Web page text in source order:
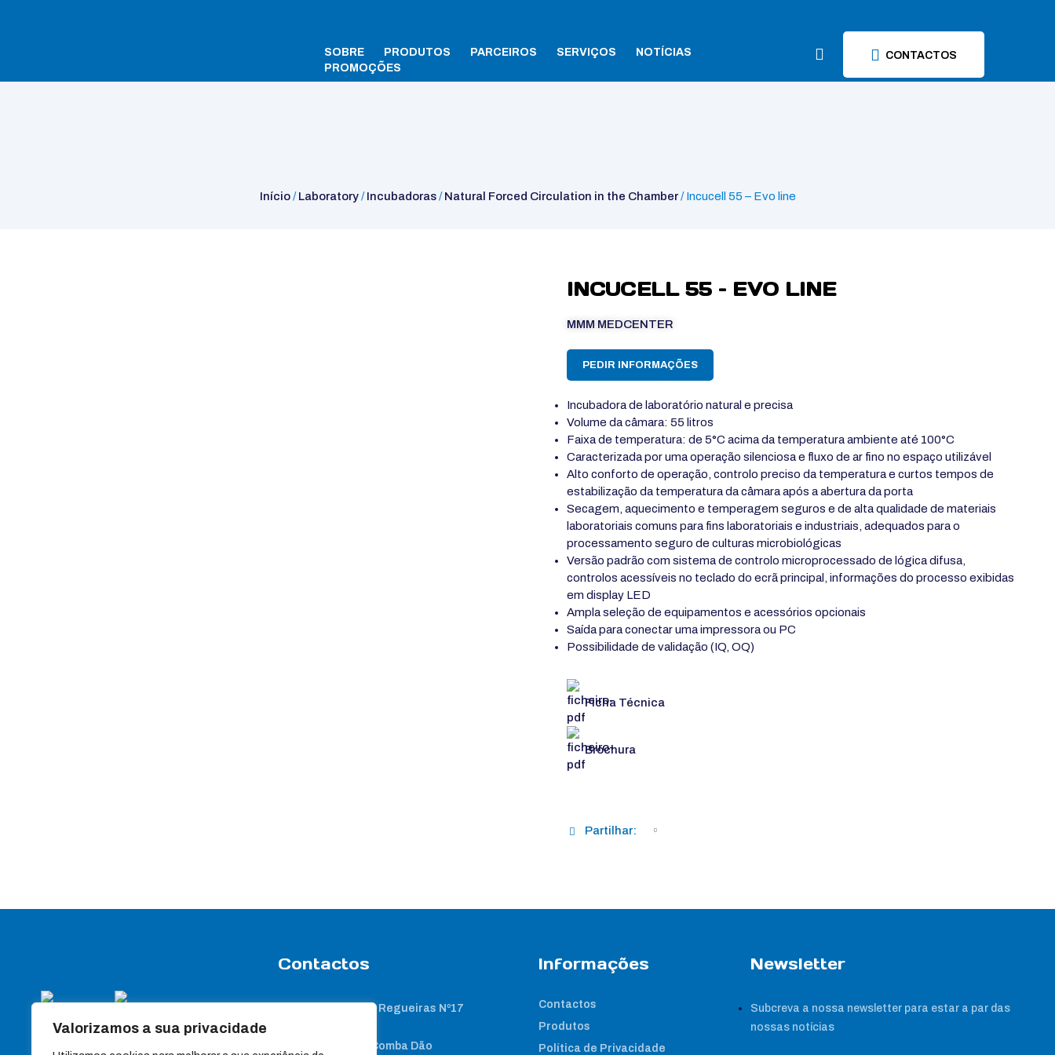
Valorizamos a sua privacidade
SOBRE PRODUTOS PARCEIROS SERVIÇOS
NOTÍCIAS
PROMOÇÕES
CONTACTOS
Início/Laboratory/Incubadoras/Natural Forced Circulation in the Chamber/ Incucell 55 – Evo line
INCUCELL 55 – EVO LINE
MMM MEDCENTER
PEDIR INFORMAÇÕES
Incubadora de laboratório natural e precisa
Volume da câmara: 55 litros
Faixa de temperatura: de 5°C acima da temperatura ambiente até 100°C
Caracterizada por uma operação silenciosa e fluxo de ar fino no espaço utilizável
Alto conforto de operação, controlo preciso da temperatura e curtos tempos de
estabilização da temperatura da câmara após a abertura da porta
Secagem, aquecimento e temperagem seguros e de alta qualidade de materiais
laboratoriais comuns para fins laboratoriais e industriais, adequados para o
processamento seguro de culturas microbiológicas
Versão padrão com sistema de controlo microprocessado de lógica difusa,
controlos acessíveis no teclado do ecrã principal, informações do processo exibidas
em display LED
Ampla seleção de equipamentos e acessórios opcionais
Saída para conectar uma impressora ou PC
Possibilidade de validação (IQ, OQ)
Ficha Técnica
Brochura
Partilhar:
Contactos
Rua Travessa das Regueiras Nº17
3440-358 Santa Comba Dão
Informações
Contactos
Produtos
Política de Privacidade
Newsletter
Subcreva a nossa newsletter para estar a par das
nossas notícias